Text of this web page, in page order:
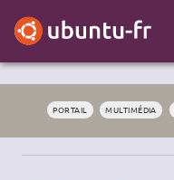
PORTAIL MULTIMÉDIA